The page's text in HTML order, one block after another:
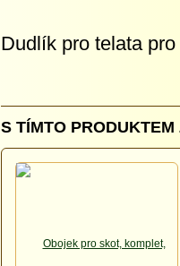
Dudlík pro telata
S TÍMTO